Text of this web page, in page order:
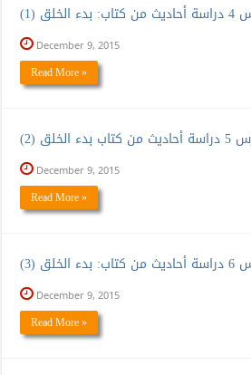
December 9, 2015
Read More »
December 9, 2015
Read More »
December 9, 2015
Read More »